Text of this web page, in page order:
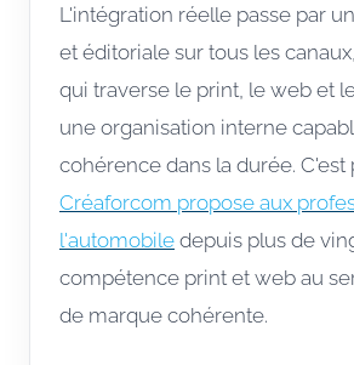
L'intégration réelle passe par
et éditoriale sur tous les
qui traverse le print, le web et
une organisation interne
cohérence dans la durée.
Créaforcom propose aux
l'automobile depuis plus de
compétence print et web au
de marque cohérente.